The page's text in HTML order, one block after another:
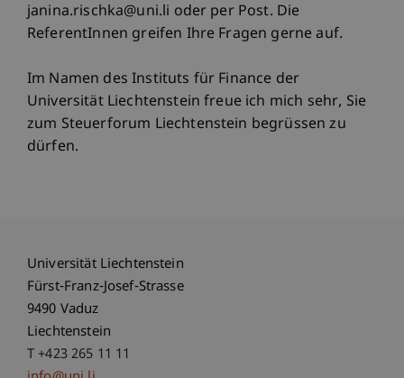
janina.rischka@uni.li oder per Post. Die
ReferentInnen greifen Ihre Fragen gerne auf.
Im Namen des Instituts für Finance der
Universität Liechtenstein freue ich mich sehr, Sie
zum Steuerforum Liechtenstein begrüssen zu
dürfen.
Universität Liechtenstein
Fürst-Franz-Josef-Strasse
9490 Vaduz
Liechtenstein
T +423 265 11 11